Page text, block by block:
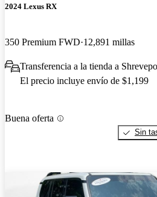
2024 Lexus RX
350 Premium FWD 12,891 millas
Transferencia a la tienda a
El precio incluye envío de $1,199
Buena oferta
Sin